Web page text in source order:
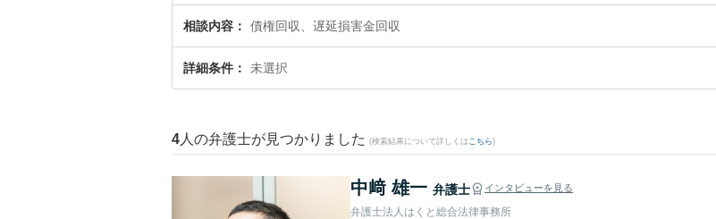
相談内容 債権回収、遅延損害金回収
詳細条件 未選択
4 人の弁護士が見つかりました (検索結果について詳しくは こちら)
中﨑 雄一 弁護士 インタビューを見る
弁護士法人はくと総合法律事務所